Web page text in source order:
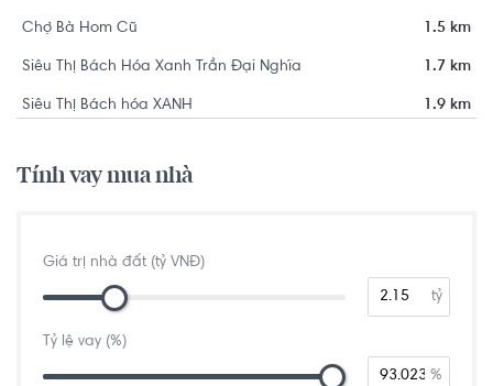
Chợ Bà Hom Cũ 1.5 km
Siêu Thị Bách Hóa Xanh Trần Đại Nghĩa 1.7 km
Siêu Thị Bách hóa XANH 1.9 km
Tính vay mua nhà
Giá trị nhà đất (tỷ VNĐ)
tỷ
Tỷ lệ vay (%)
%